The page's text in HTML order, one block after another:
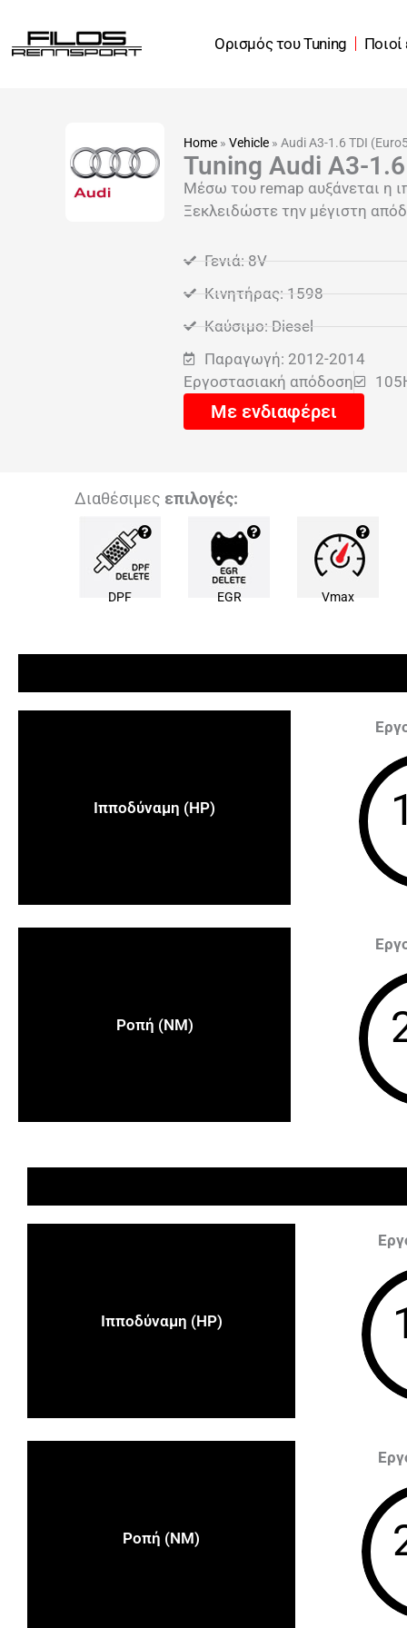
περιεχόμενο
Ορισμός του Tuning Ποιοί
Home » Vehicle » Audi A3-1.6 TDI
Tuning Audi A3-
Μέσω του remap αυξάνεται η
Ξεκλειδώστε την μέγιστη
Γενιά: 8V
Κινητήρας: 1598
Καύσιμο: Diesel
Παραγωγή: 2012-2014
Εργοστασιακή απόδοση
Με ενδιαφέρει
Διαθέσιμες επιλογές:
DPF EGR Vmax
Ιπποδύναμη (HP)
Ροπή (NM)
Ιπποδύναμη (HP)
Ροπή (NM)